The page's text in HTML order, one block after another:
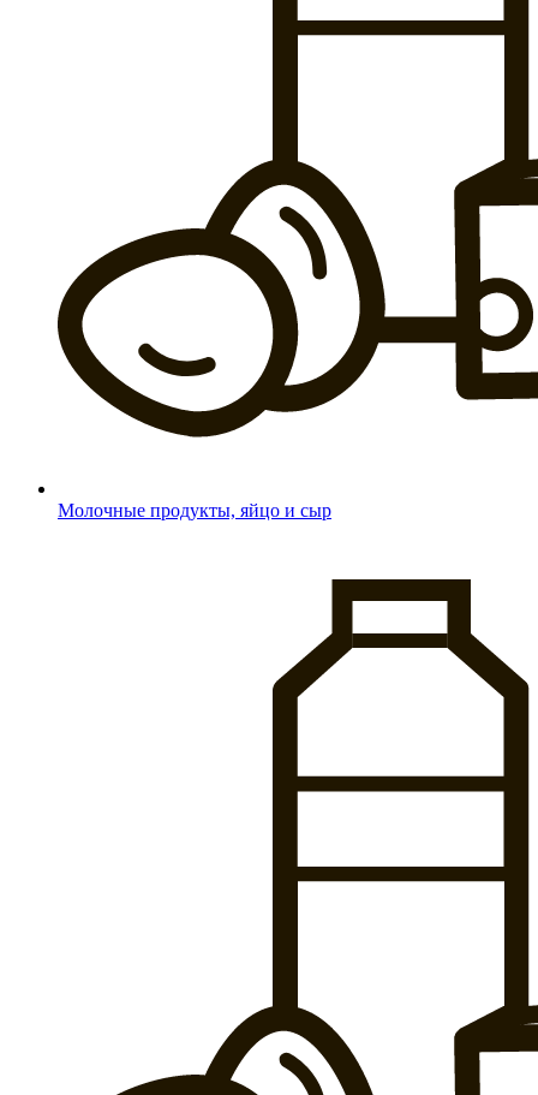
Молочные продукты, яйцо и сыр